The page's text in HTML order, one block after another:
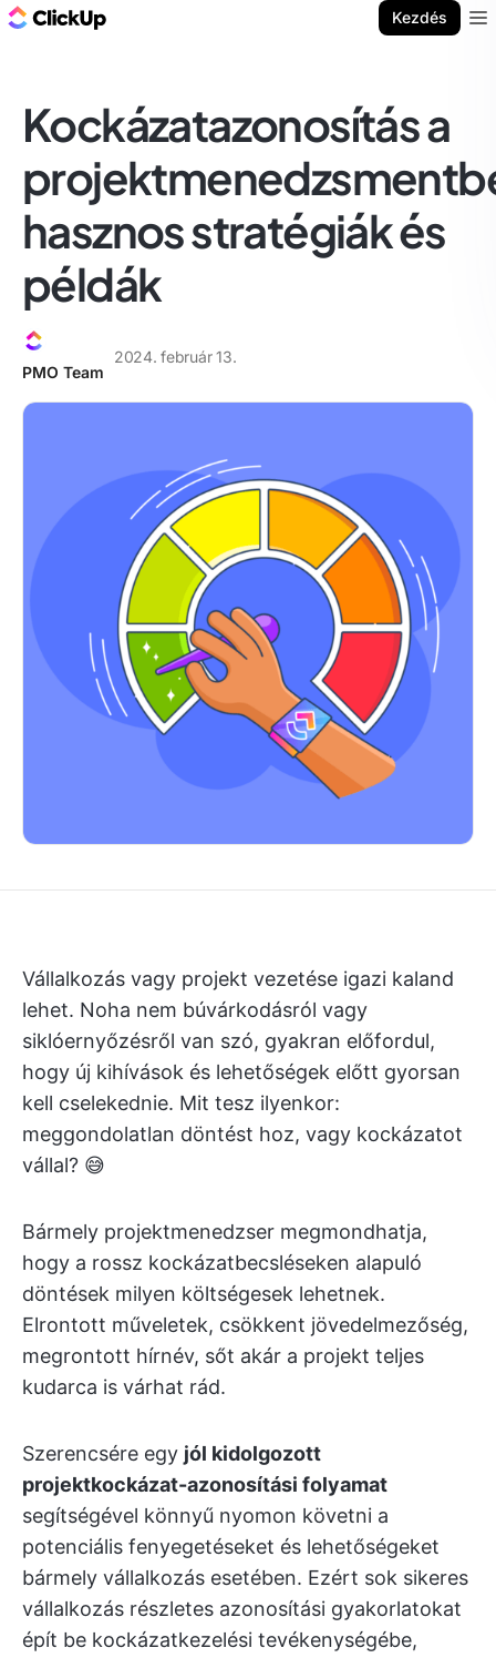
Kezdés
Kockázatazonosítás a
hasznos stratégiák és
példák
PMO Team
2024. február 13.
Vállalkozás vagy projekt vezetése igazi kaland
lehet. Noha nem búvárkodásról vagy
siklóernyőzésről van szó, gyakran előfordul,
hogy új kihívások és lehetőségek előtt gyorsan
kell cselekednie. Mit tesz ilyenkor:
meggondolatlan döntést hoz, vagy kockázatot
vállal? 😅
Bármely projektmenedzser megmondhatja,
hogy a rossz kockázatbecsléseken alapuló
döntések milyen költségesek lehetnek.
Elrontott műveletek, csökkent jövedelmezőség,
megrontott hírnév, sőt akár a projekt teljes
kudarca is várhat rád.
Szerencsére egy jól kidolgozott
projektkockázat-azonosítási folyamat
segítségével könnyű nyomon követni a
potenciális fenyegetéseket és lehetőségeket
bármely vállalkozás esetében. Ezért sok sikeres
vállalkozás részletes azonosítási gyakorlatokat
épít be kockázatkezelési tevékenységébe,